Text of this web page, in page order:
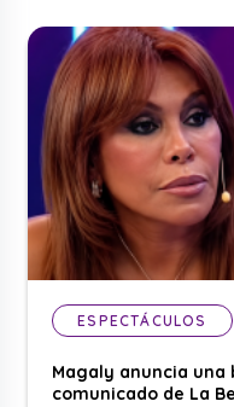
ESPECTÁCULOS
Magaly anuncia
comunicado de La